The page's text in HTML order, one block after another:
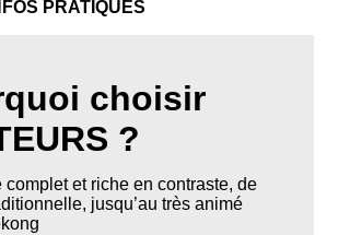
PRATIQUES
choisir
?
complet et riche en contraste, de
jusqu’au très animé